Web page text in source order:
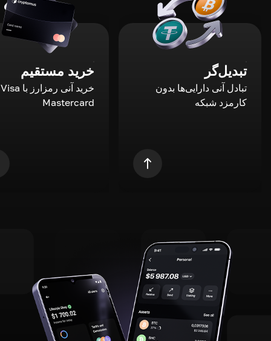
تبدیل‌گر
تبادل آنی دارایی‌ها بدون
کارمزد شبکه
خرید مستقیم
Mastercard